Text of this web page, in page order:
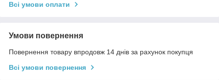
Всі умови оплати
Умови повернення
Повернення товару впродовж 14 днів за рахунок покупця
Всі умови повернення